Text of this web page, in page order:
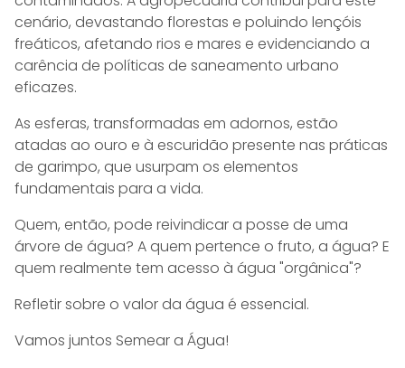
cenário, devastando florestas e poluindo lençóis
freáticos, afetando rios e mares e evidenciando a
carência de políticas de saneamento urbano
eficazes.
As esferas, transformadas em adornos, estão
atadas ao ouro e à escuridão presente nas práticas
de garimpo, que usurpam os elementos
fundamentais para a vida.
Quem, então, pode reivindicar a posse de uma
árvore de água? A quem pertence o fruto, a água? E
quem realmente tem acesso à água "orgânica"?
Refletir sobre o valor da água é essencial.
Vamos juntos Semear a Água!